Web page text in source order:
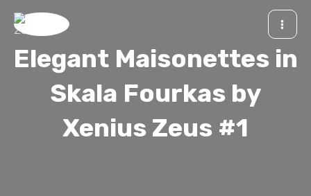
Skip
content
Elegant Maisonettes in
Skala Fourkas by
Xenius Zeus #1